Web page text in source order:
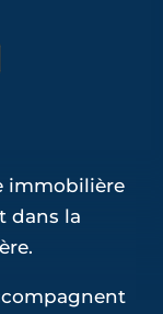
immobilière
dans la